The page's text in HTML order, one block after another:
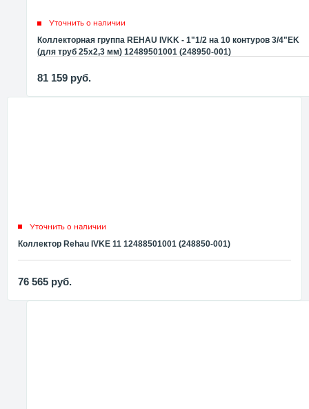
Уточнить о наличии
Коллекторная группа REHAU IVKK - 1"1/2 на 10 контуров 3/4"EK
(для труб 25x2,3 мм) 12489501001 (248950-001)
81 159 руб.
Уточнить о наличии
Коллектор Rehau IVKE 11 12488501001 (248850-001)
76 565 руб.